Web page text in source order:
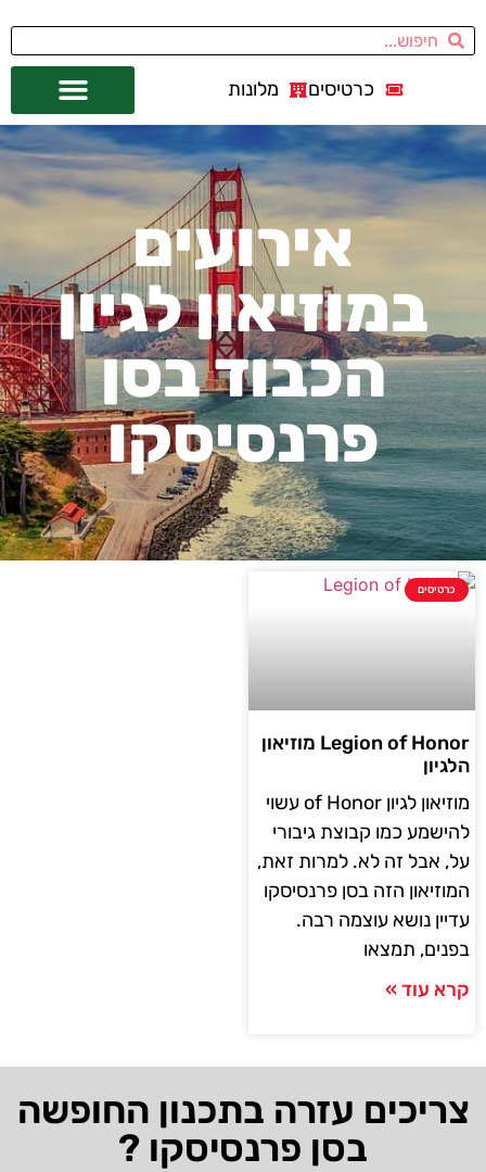
כרטיסים מלונות
אירועים
במוזיאון לגיון
הכבוד בסן
פרנסיסקו
כרטיסים
Legion of Honor מוזיאון
הלגיון
מוזיאון לגיון of Honor עשוי
להישמע כמו קבוצת גיבורי
על, אבל זה לא. למרות זאת,
המוזיאון הזה בסן פרנסיסקו
עדיין נושא עוצמה רבה.
בפנים, תמצאו
קרא עוד »
צריכים עזרה בתכנון החופשה
בסן פרנסיסקו ?